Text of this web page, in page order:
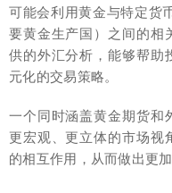
可能会利用黄金与特定货
要黄金生产国）之间的相
供的外汇分析，能够帮助
元化的交易策略。
一个同时涵盖黄金期货和
更宏观、更立体的市场视
的相互作用，从而做出更